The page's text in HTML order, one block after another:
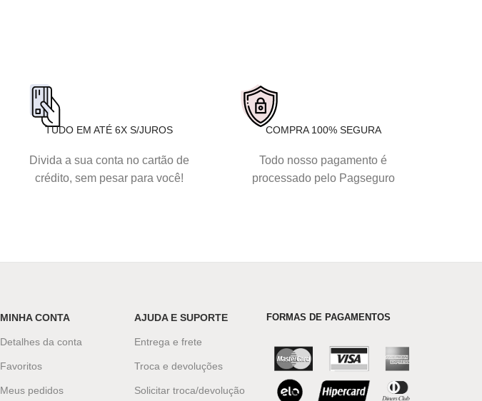
TUDO EM ATÉ 6X S/JUROS
Divida a sua conta no cartão de
crédito, sem pesar para você!
COMPRA 100% SEGURA
Todo nosso pagamento é
processado pelo Pagseguro
MINHA CONTA
Detalhes da conta
Favoritos
Meus pedidos
AJUDA E SUPORTE
Entrega e frete
Troca e devoluções
Solicitar troca/devolução
FORMAS DE PAGAMENTOS